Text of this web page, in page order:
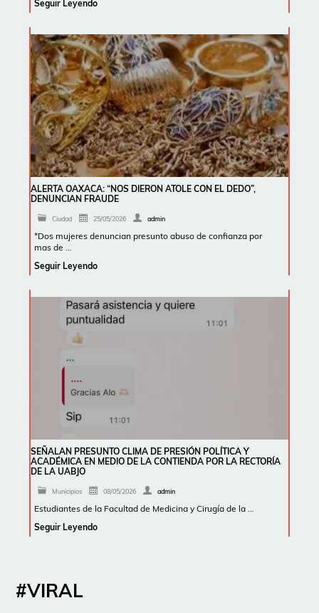
Seguir Leyendo
ALERTA OAXACA: “NOS DIERON ATOLE CON EL DEDO”,
DENUNCIAN FRAUDE
Ciudad 25/05/2026 admin
*Dos mujeres denuncian presunto abuso de confianza por
mas de …
Seguir Leyendo
SEÑALAN PRESUNTO CLIMA DE PRESIÓN POLÍTICA Y
ACADÉMICA EN MEDIO DE LA CONTIENDA POR LA RECTORÍA
DE LA UABJO
Municipios 08/05/2026 admin
Estudiantes de la Facultad de Medicina y Cirugía de la …
Seguir Leyendo
#VIRAL